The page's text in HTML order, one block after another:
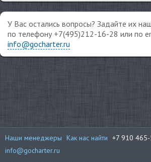
У Вас остались вопросы? Задайте их
по телефону +7(495)212-16-28 или по
info@gocharter.ru
Наши менеджеры Как нас найти +7 910
info@gocharter.ru